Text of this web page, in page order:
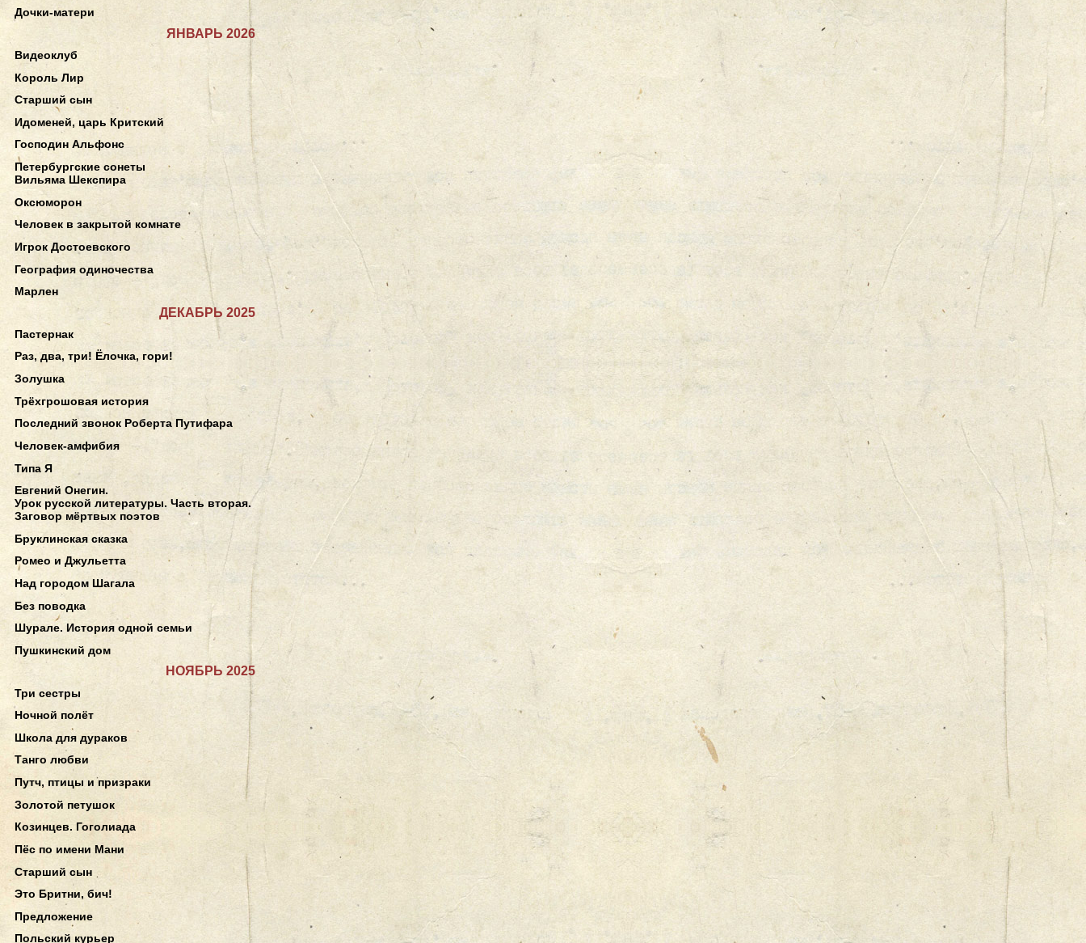
Дочки-матери
ЯНВАРЬ 2026
Видеоклуб
Король Лир
Старший сын
Идоменей, царь Критский
Господин Альфонс
Петербургские сонеты
Вильяма Шекспира
Оксюморон
Человек в закрытой комнате
Игрок Достоевского
География одиночества
Марлен
ДЕКАБРЬ 2025
Пастернак
Раз, два, три! Ёлочка, гори!
Золушка
Трёхгрошовая история
Последний звонок Роберта Путифара
Человек-амфибия
Типа Я
Евгений Онегин.
Урок русской литературы. Часть вторая.
Заговор мёртвых поэтов
Бруклинская сказка
Ромео и Джульетта
Над городом Шагала
Без поводка
Шурале. История одной семьи
Пушкинский дом
НОЯБРЬ 2025
Три сестры
Ночной полёт
Школа для дураков
Танго любви
Путч, птицы и призраки
Золотой петушок
Козинцев. Гоголиада
Пёс по имени Мани
Старший сын
Это Бритни, бич!
Предложение
Польский курьер